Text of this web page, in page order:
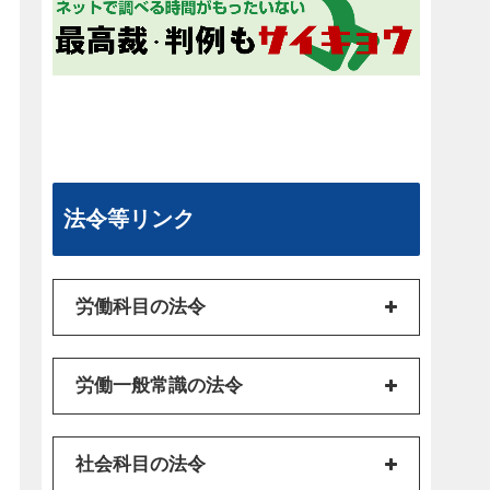
法令等リンク
労働科目の法令
労働一般常識の法令
社会科目の法令